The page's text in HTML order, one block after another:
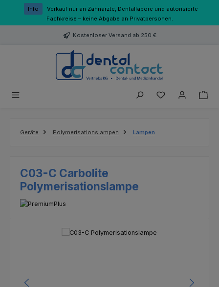
Zum Hauptinhalt springen
Info
Verkauf nur an Zahnärzte, Dentallabore und autorisierte
Fachkreise – keine Abgabe an Privatpersonen.
Kostenloser Versand ab 250 €
Du hast 0
Geräte Polymerisationslampen Lampen
C03-C Carbolite
Polymerisationslampe
Bildergalerie überspringen